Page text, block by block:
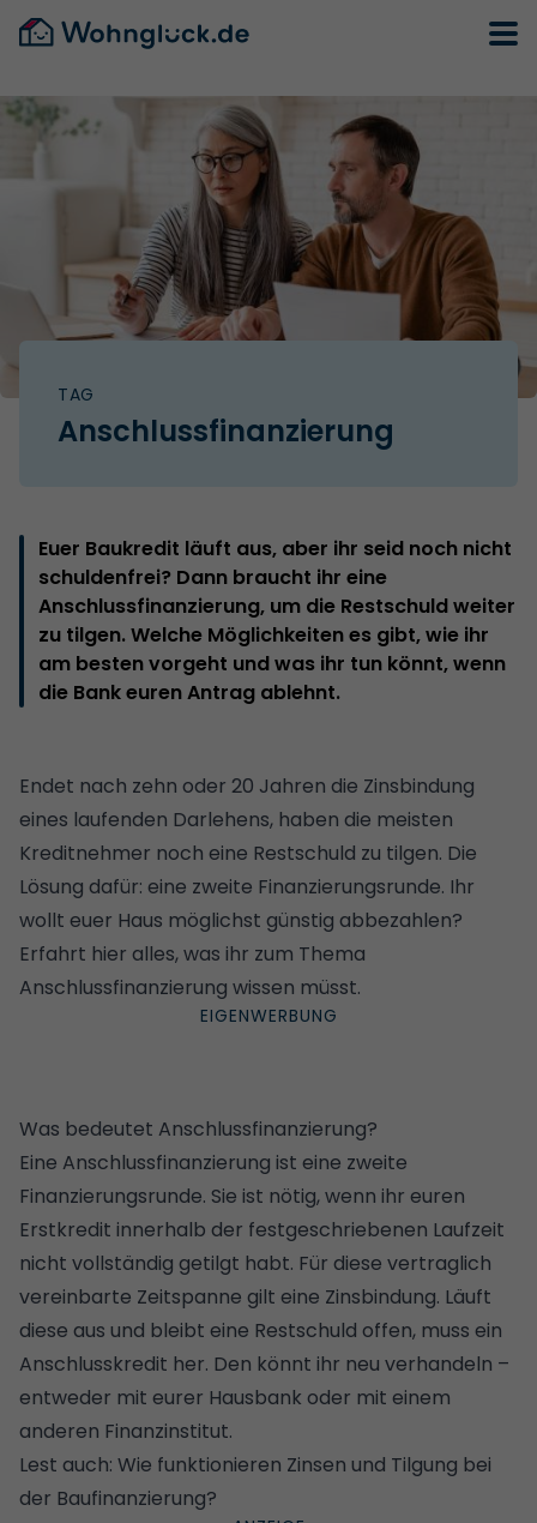
TAG
Anschlussfinanzierung
Euer Baukredit läuft aus, aber ihr seid noch nicht
schuldenfrei? Dann braucht ihr eine
Anschlussfinanzierung, um die Restschuld weiter
zu tilgen. Welche Möglichkeiten es gibt, wie ihr
am besten vorgeht und was ihr tun könnt, wenn
die Bank euren Antrag ablehnt.
Endet nach zehn oder 20 Jahren die Zinsbindung
eines laufenden Darlehens, haben die meisten
Kreditnehmer noch eine Restschuld zu tilgen. Die
Lösung dafür: eine zweite Finanzierungsrunde. Ihr
wollt euer Haus möglichst günstig abbezahlen?
Erfahrt hier alles, was ihr zum Thema
Anschlussfinanzierung wissen müsst.
Was bedeutet Anschlussfinanzierung?
Eine Anschlussfinanzierung ist eine zweite
Finanzierungsrunde. Sie ist nötig, wenn ihr euren
Erstkredit innerhalb der festgeschriebenen Laufzeit
nicht vollständig getilgt habt. Für diese vertraglich
vereinbarte Zeitspanne gilt eine Zinsbindung. Läuft
diese aus und bleibt eine Restschuld offen, muss ein
Anschlusskredit her. Den könnt ihr neu verhandeln –
entweder mit eurer Hausbank oder mit einem
anderen Finanzinstitut.
Lest auch: Wie funktionieren Zinsen und Tilgung bei
der Baufinanzierung?